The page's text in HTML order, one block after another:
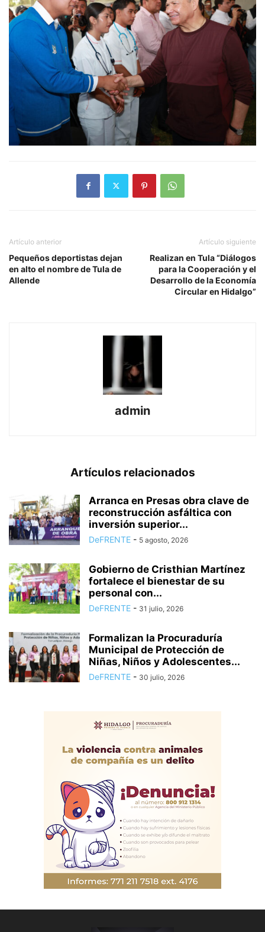
Artículo anterior
Pequeños deportistas dejan
en alto el nombre de Tula de
Allende
Artículo siguiente
Realizan en Tula “Diálogos
para la Cooperación y el
Desarrollo de la Economía
Circular en Hidalgo”
admin
Artículos relacionados
Arranca en Presas obra clave de
reconstrucción asfáltica con
inversión superior...
DeFRENTE - 5 agosto, 2026
Gobierno de Cristhian Martínez
fortalece el bienestar de su
personal con...
DeFRENTE - 31 julio, 2026
Formalizan la Procuraduría
Municipal de Protección de
Niñas, Niños y Adolescentes...
DeFRENTE - 30 julio, 2026